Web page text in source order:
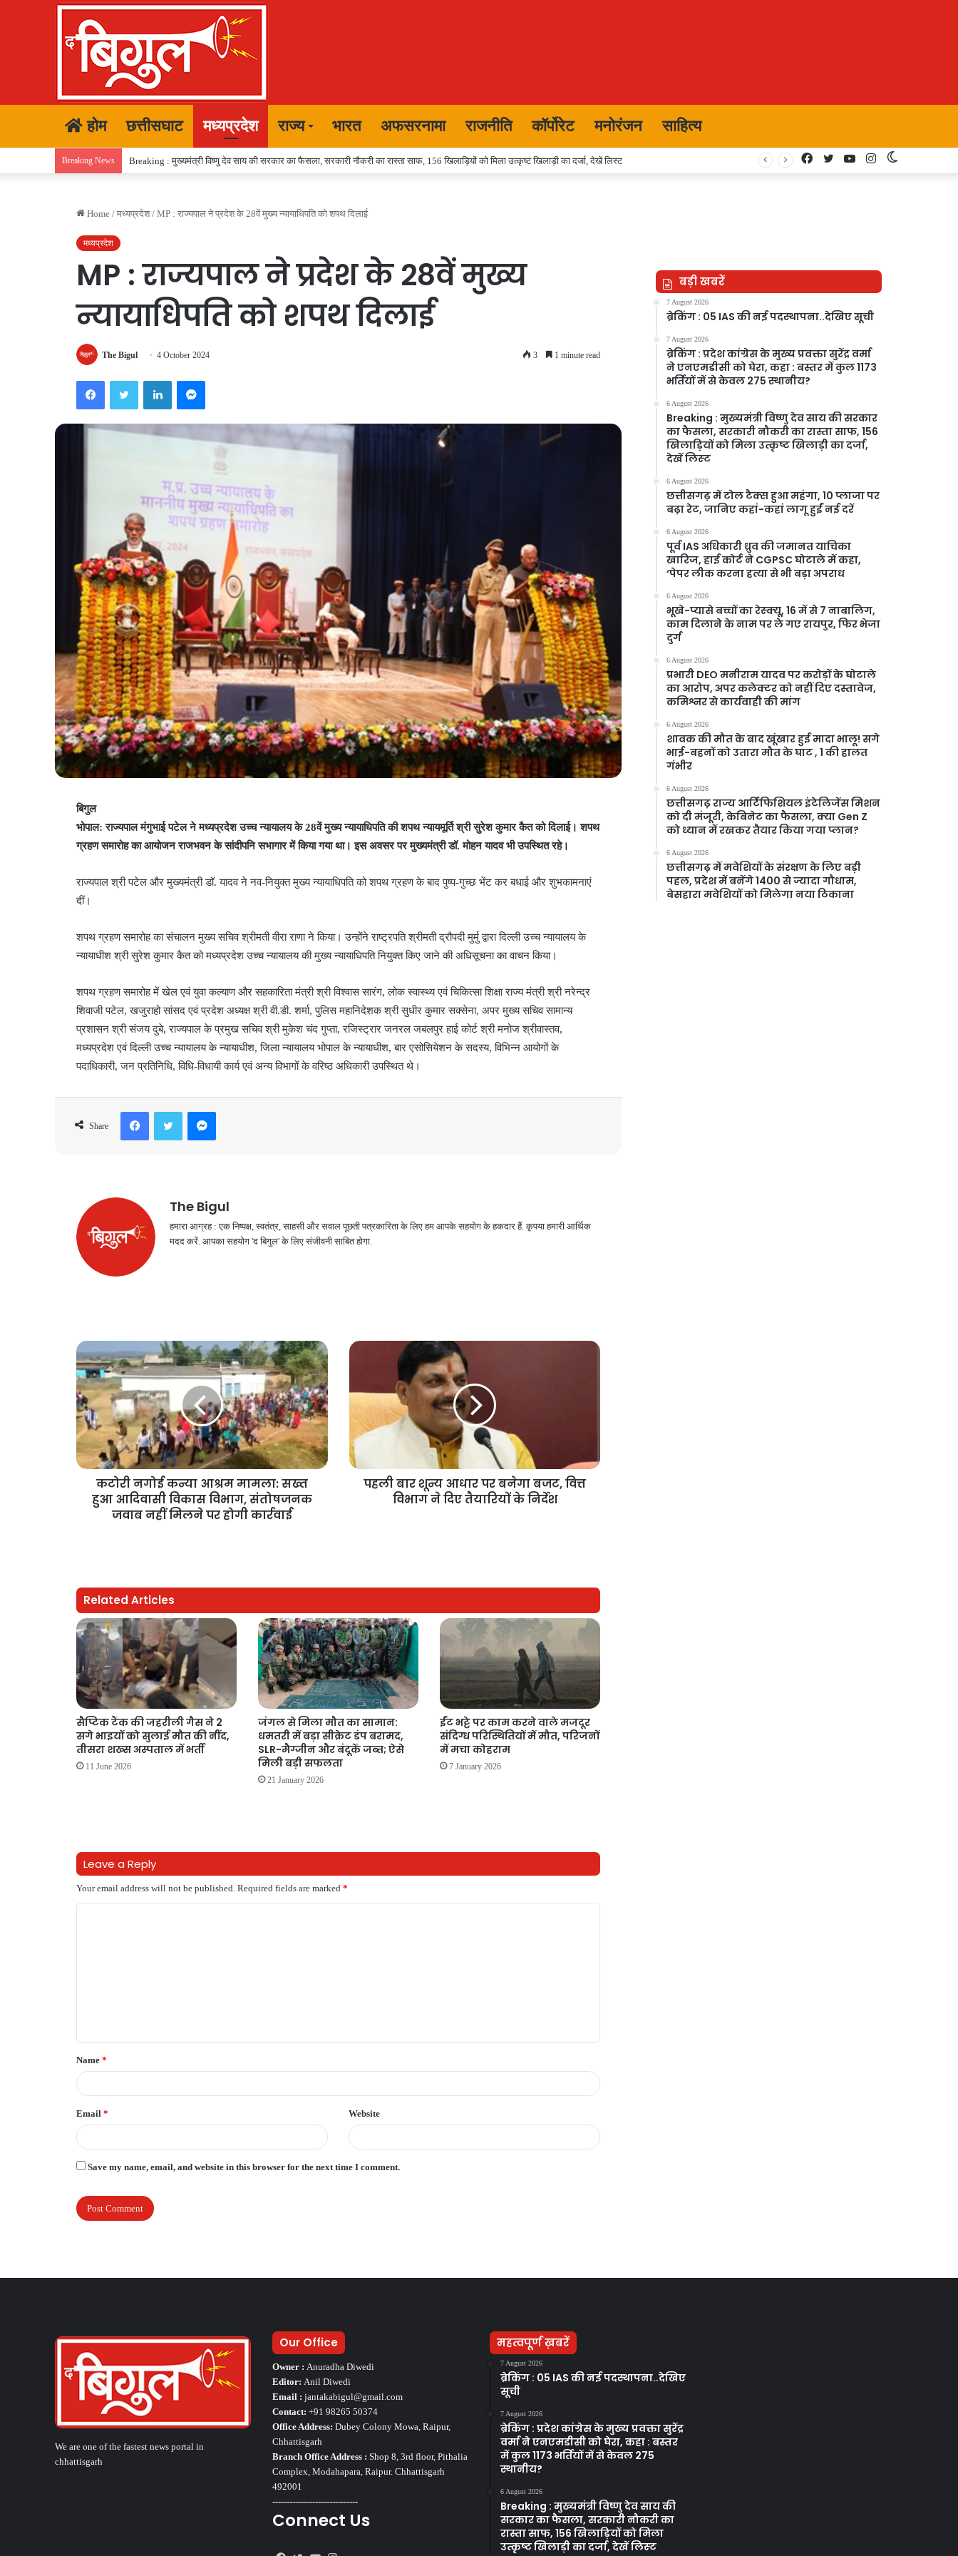
होम छत्तीसघाट मध्यप्रदेश राज्य भारत अफसरनामा राजनीति कॉर्पोरेट मनोरंजन साहित्य
Breaking News Breaking : मुख्यमंत्री विष्णु देव साय की सरकार का फैसला, सरकारी नौकरी का रास्ता साफ, 156 खिलाड़ियों को मिला उत्कृष्ट खिलाड़ी का दर्जा, देखें लिस्‍ट
skin
Instagram
YouTube
Twitter
Facebook
Home / मध्यप्रदेश / MP : राज्यपाल ने प्रदेश के 28वें मुख्य न्यायाधिपति को शपथ दिलाई
मध्यप्रदेश
MP : राज्यपाल ने प्रदेश के 28वें मुख्य
न्यायाधिपति को शपथ दिलाई
The Bigul 4 October 2024 3 1 minute read
FacebookTwitter LinkedInMessenger
बिगुल
भोपाल: राज्यपाल मंगुभाई पटेल ने मध्यप्रदेश उच्च न्यायालय के 28वें मुख्य न्यायाधिपति की शपथ न्यायमूर्ति श्री सुरेश कुमार कैत को दिलाई। शपथ
ग्रहण समारोह का आयोजन राजभवन के सांदीपनि सभागार में किया गया था। इस अवसर पर मुख्यमंत्री डॉ. मोहन यादव भी उपस्थित रहे।
राज्यपाल श्री पटेल और मुख्यमंत्री डॉ. यादव ने नव-नियुक्त मुख्य न्यायाधिपति को शपथ ग्रहण के बाद पुष्प-गुच्छ भेंट कर बधाई और शुभकामनाएं
दीं।
शपथ ग्रहण समारोह का संचालन मुख्य सचिव श्रीमती वीरा राणा ने किया। उन्होंने राष्ट्रपति श्रीमती द्रौपदी मुर्मु द्वारा दिल्ली उच्च न्यायालय के
न्यायाधीश श्री सुरेश कुमार कैत को मध्यप्रदेश उच्च न्यायालय की मुख्य न्यायाधिपति नियुक्त किए जाने की अधिसूचना का वाचन किया।
शपथ ग्रहण समारोह में खेल एवं युवा कल्याण और सहकारिता मंत्री श्री विश्वास सारंग, लोक स्वास्थ्य एवं चिकित्सा शिक्षा राज्य मंत्री श्री नरेन्द्र
शिवाजी पटेल, खजुराहो सांसद एवं प्रदेश अध्यक्ष श्री वी.डी. शर्मा, पुलिस महानिदेशक श्री सुधीर कुमार सक्सेना, अपर मुख्य सचिव सामान्य
प्रशासन श्री संजय दुबे, राज्यपाल के प्रमुख सचिव श्री मुकेश चंद गुप्ता, रजिस्ट्रार जनरल जबलपुर हाई कोर्ट श्री मनोज श्रीवास्तव,
मध्यप्रदेश एवं दिल्ली उच्च न्यायालय के न्यायाधीश, जिला न्यायालय भोपाल के न्यायाधीश, बार एसोसियेशन के सदस्य, विभिन्न आयोगों के
पदाधिकारी, जन प्रतिनिधि, विधि-विधायी कार्य एवं अन्य विभागों के वरिष्ठ अधिकारी उपस्थित थे।
Share
FacebookTwitter Messenger
The Bigul
हमारा आग्रह : एक निष्पक्ष, स्वतंत्र, साहसी और सवाल पूछती पत्रकारिता के लिए हम आपके सहयोग के हकदार हैं. कृपया हमारी आर्थिक
मदद करें. आपका सहयोग 'द बिगुल' के लिए संजीवनी साबित होगा.
कटोरी नगोई कन्या आश्रम मामला: सख्त
हुआ आदिवासी विकास विभाग, संतोषजनक
जवाब नहीं मिलने पर होगी कार्रवाई
पहली बार शून्य आधार पर बनेगा बजट, वित्त
विभाग ने दिए तैयारियों के निर्देश
Related Articles
सैप्टिक टैंक की जहरीली गैस ने 2
सगे भाइयों को सुलाई मौत की नींद,
तीसरा शख्स अस्पताल में भर्ती
11 June 2026
जंगल से मिला मौत का सामान:
धमतरी में बड़ा सीक्रेट डंप बरामद,
SLR-मैग्जीन और बंदूकें जब्त; ऐसे
मिली बड़ी सफलता
21 January 2026
ईंट भट्टे पर काम करने वाले मजदूर
संदिग्ध परिस्थितियों में मौत, परिजनों
में मचा कोहराम
7 January 2026
Leave a Reply
Your email address will not be published. Required fields are marked *
t
*
Name *
Email * Website
Save my name, email, and website in this browser for the next time I comment.
बड़ी खबरें
7 August 2026
ब्रेकिंग : 05 IAS की नई पदस्थापना..देखिए सूची
7 August 2026
ब्रेकिंग : प्रदेश कांग्रेस के मुख्य प्रवक्ता सुरेंद्र वर्मा
ने एनएमडीसी को घेरा, कहा : बस्तर में कुल 1173
भर्तियों में से केवल 275 स्थानीय?
6 August 2026
Breaking : मुख्यमंत्री विष्णु देव साय की सरकार
का फैसला, सरकारी नौकरी का रास्ता साफ, 156
खिलाड़ियों को मिला उत्कृष्ट खिलाड़ी का दर्जा,
देखें लिस्‍ट
6 August 2026
छत्तीसगढ़ में टोल टैक्स हुआ महंगा, 10 प्लाजा पर
बढ़ा रेट, जानिए कहां-कहां लागू हुईं नई दरें
6 August 2026
पूर्व IAS अधिकारी ध्रुव की जमानत याचिका
खारिज, हाई कोर्ट ने CGPSC घोटाले में कहा,
‘पेपर लीक करना हत्या से भी बड़ा अपराध
6 August 2026
भूखे-प्यासे बच्चों का रेस्क्यू, 16 में से 7 नाबालिग,
काम दिलाने के नाम पर ले गए रायपुर, फिर भेजा
दुर्ग
6 August 2026
प्रभारी DEO मनीराम यादव पर करोड़ों के घोटाले
का आरोप, अपर कलेक्टर को नहीं दिए दस्तावेज,
कमिश्नर से कार्यवाही की मांग
6 August 2026
शावक की मौत के बाद खूंखार हुई मादा भालू! सगे
भाई-बहनों को उतारा मौत के घाट , 1 की हालत
गंभीर
6 August 2026
छत्तीसगढ़ राज्य आर्टिफिशियल इंटेलिजेंस मिशन
को दी मंजूरी, केबिनेट का फैसला, क्या Gen Z
को ध्यान में रखकर तैयार किया गया प्लान?
6 August 2026
छत्तीसगढ़ में मवेशियों के संरक्षण के लिए बड़ी
पहल, प्रदेश में बनेंगे 1400 से ज्यादा गौधाम,
बेसहारा मवेशियों को मिलेगा नया ठिकाना
We are one of the fastest news portal in
chhattisgarh
Our Office
Owner : Anuradha Diwedi
Editor: Anil Diwedi
Email : jantakabigul@gmail.com
Contact: +91 98265 50374
Office Address: Dubey Colony Mowa, Raipur,
Chhattisgarh
Branch Office Address : Shop 8, 3rd floor, Pithalia
Complex, Modahapara, Raipur. Chhattisgarh
492001
------------------------------
Connect Us
महत्वपूर्ण ख़बरें
7 August 2026
ब्रेकिंग : 05 IAS की नई पदस्थापना..देखिए
सूची
7 August 2026
ब्रेकिंग : प्रदेश कांग्रेस के मुख्य प्रवक्ता सुरेंद्र
वर्मा ने एनएमडीसी को घेरा, कहा : बस्तर
में कुल 1173 भर्तियों में से केवल 275
स्थानीय?
6 August 2026
Breaking : मुख्यमंत्री विष्णु देव साय की
सरकार का फैसला, सरकारी नौकरी का
रास्ता साफ, 156 खिलाड़ियों को मिला
उत्कृष्ट खिलाड़ी का दर्जा, देखें लिस्‍ट